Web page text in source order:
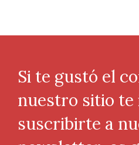
Si te gustó el
nuestro sitio te
suscribirte a